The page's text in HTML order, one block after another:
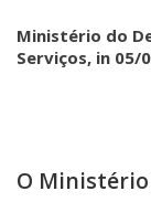
Ministério do
Serviços, in 05/
O